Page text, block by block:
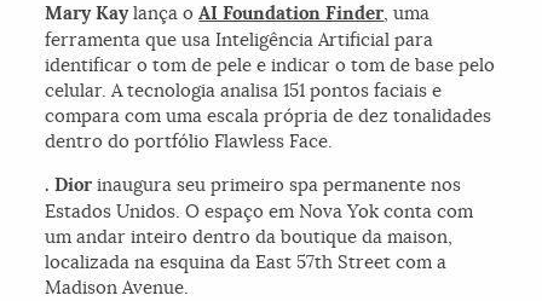
Mary Kaylança oAI Foundation Finder, uma
ferramenta que usa Inteligência Artificial para
identificar o tom de pele e indicar o tom de base pelo
celular. A tecnologia analisa 151 pontos faciais e
compara com uma escala própria de dez tonalidades
dentro do portfólio Flawless Face.
. Dior inaugura seu primeiro spa permanente nos
Estados Unidos. O espaço em Nova Yok conta com
um andar inteiro dentro da boutique da maison,
localizada na esquina da East 57th Street com a
Madison Avenue.